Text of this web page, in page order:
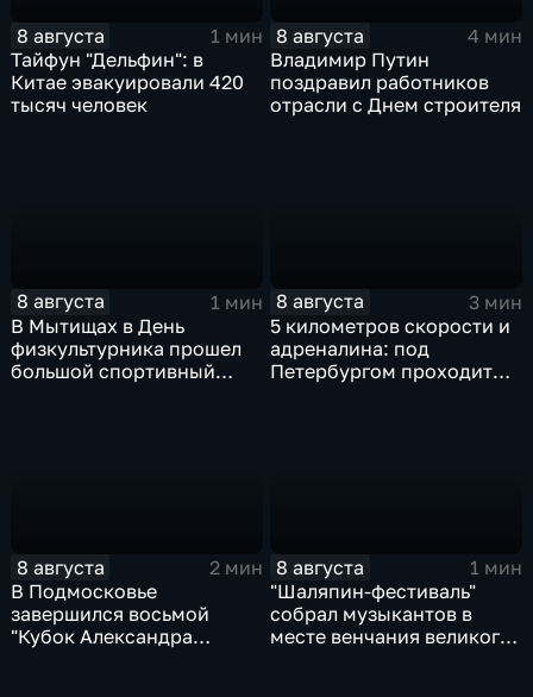
8 августа
1 мин
Тайфун "Дельфин": в
Китае эвакуировали 420
тысяч человек
8 августа
4 мин
Владимир Путин
поздравил работников
отрасли с Днем строителя
8 августа
1 мин
В Мытищах в День
физкультурника прошел
большой спортивный
8 августа
3 мин
5 километров скорости и
адреналина: под
Петербургом проходит
8 августа
2 мин
В Подмосковье
завершился восьмой
"Кубок Александра
8 августа
1 мин
"Шаляпин‑фестиваль"
собрал музыкантов в
месте венчания великого